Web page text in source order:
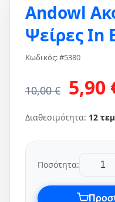
Andowl
Ψείρες In
Κωδικός: #5380
10,00 € 5,90
Διαθεσιμότητα: 12
Ποσότητα: